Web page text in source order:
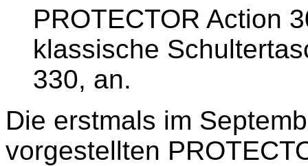
PROTECTOR Action
klassische
330, an.
Die erstmals im
vorgestellten